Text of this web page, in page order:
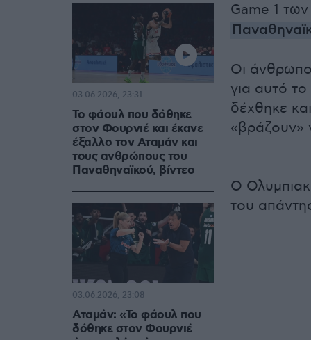
Game 1
Οι
για αυτό
δέχθηκε
«βράζουν»
Ο
του
Το φάουλ που δόθηκε
στον Φουρνιέ και έκανε
έξαλλο τον Αταμάν και
τους ανθρώπους του
Παναθηναϊκού, βίντεο
03.06.2026, 23:31
Αταμάν: «Το φάουλ που
δόθηκε στον Φουρνιέ
03.06.2026, 23:08